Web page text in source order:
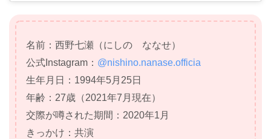
名前：西野七瀬（にしの ななせ）
公式 Instagram ： @nishino.nanase.officia
生年月日：1994年5月25日
年齢：27歳（2021年7月現在）
交際が噂された期間：2020年1月
きっかけ：共演